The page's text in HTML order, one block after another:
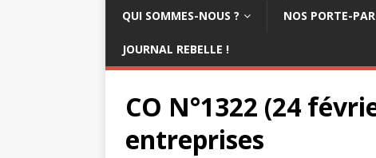
QUI SOMMES-NOUS ? NOS PORTE-
JOURNAL REBELLE !
CO N°1322 (24
entreprises